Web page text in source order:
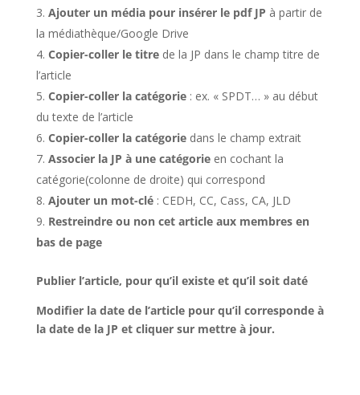
Ajouter un média pour insérer le pdf JP à partir de
la médiathèque/Google Drive
Copier-coller le titrede la JP dans le champ titre de
l’article
Copier-coller la catégorie: ex. « SPDT… » au début
du texte de l’article
Copier-coller la catégoriedans le champ extrait
Associer la JP à une catégorieen cochant la
catégorie(colonne de droite) qui correspond
Ajouter un mot-clé: CEDH, CC, Cass, CA, JLD
Restreindre ou non cet article aux membres en
bas de page
Publier l’article, pour qu’il existe et qu’il soit daté
Modifier la date de l’article pour qu’il corresponde à
la date de la JP et cliquer sur mettre à jour.